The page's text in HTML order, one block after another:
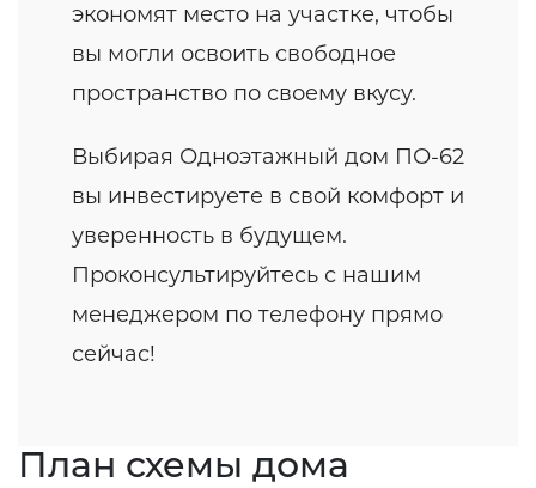
экономят место на участке, чтобы
вы могли освоить свободное
пространство по своему вкусу.
Выбирая Одноэтажный дом ПО-62
вы инвестируете в свой комфорт и
уверенность в будущем.
Проконсультируйтесь с нашим
менеджером по телефону прямо
сейчас!
План схемы дома